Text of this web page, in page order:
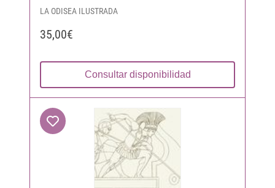
LA ODISEA ILUSTRADA
35,00€
Consultar disponibilidad